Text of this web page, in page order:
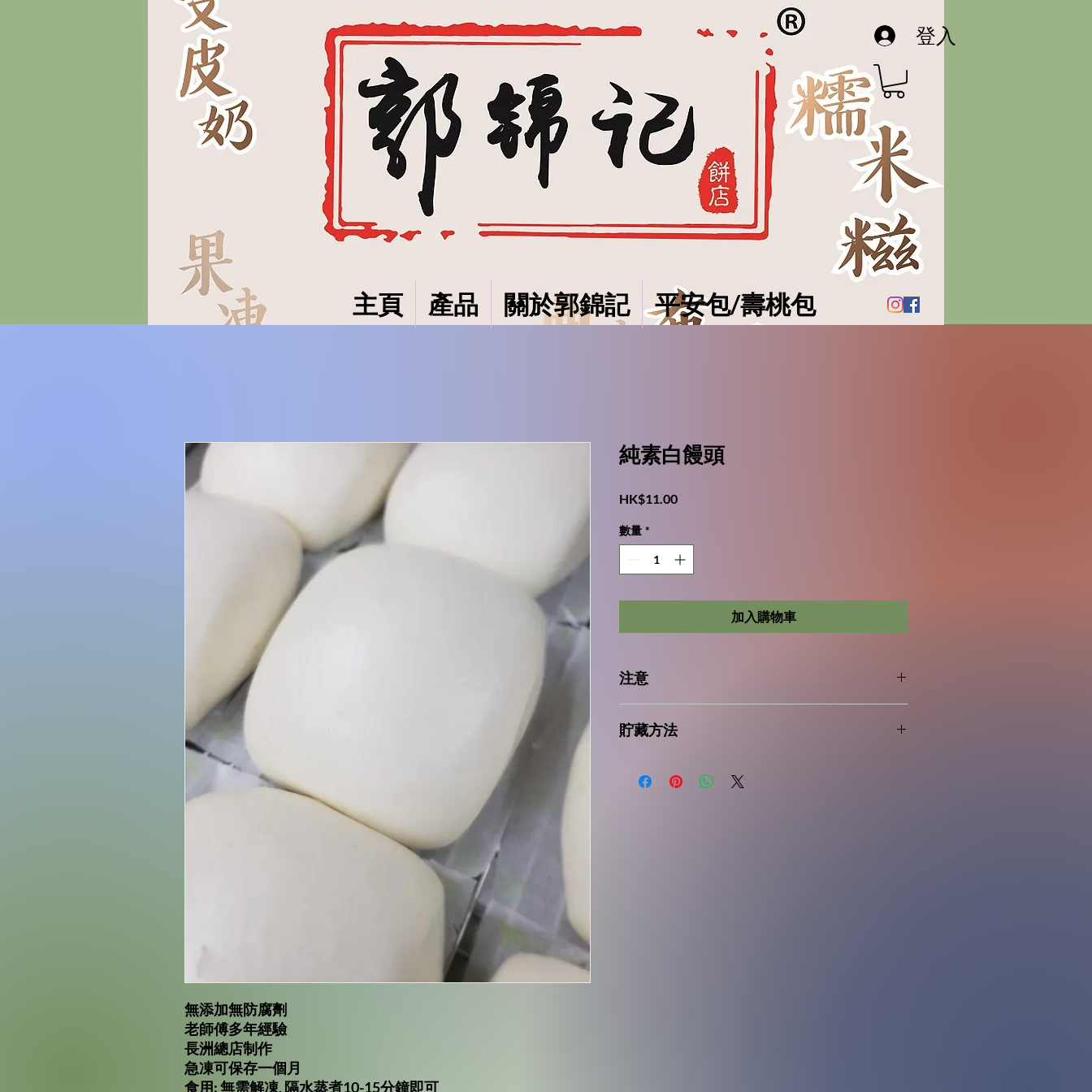
登入
主頁 產品 關於郭錦記 平安包/壽桃包
無添加無防腐劑
老師傅多年經驗
長洲總店制作
急凍可保存一個月
食用: 無需解凍, 隔水蒸煮10-15分鐘即可
純素白饅頭
HK$11.00價
數量 *
加入購物車
注意
動物，魚類，蛋類，花生，奶類，木本堅果及堅果製品
貯藏方法